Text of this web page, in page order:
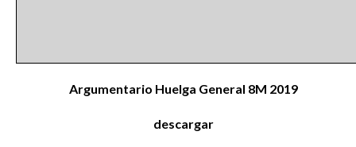
Argumentario Huelga General 8M 2019
descargar